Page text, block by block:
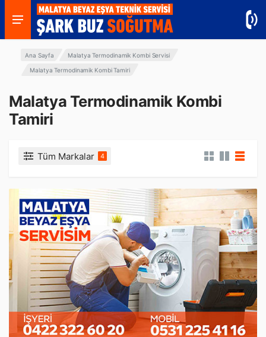
Ana Sayfa Malatya Termodinamik Kombi Servisi
Malatya Termodinamik Kombi Tamiri
Malatya Termodinamik Kombi
Tamiri
Tüm Markalar 4